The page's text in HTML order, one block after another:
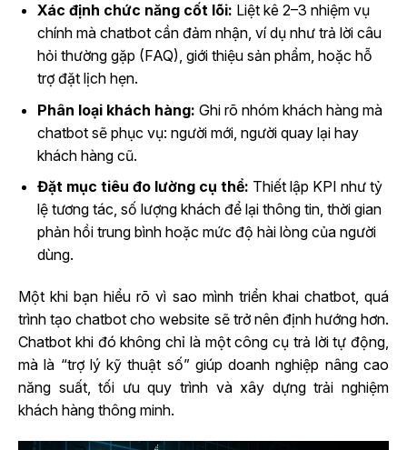
Xác định chức năng cốt lõi: Liệt kê 2–3 nhiệm vụ
chính mà chatbot cần đảm nhận, ví dụ như trả lời câu
hỏi thường gặp (FAQ), giới thiệu sản phẩm, hoặc hỗ
trợ đặt lịch hẹn.
Phân loại khách hàng: Ghi rõ nhóm khách hàng mà
chatbot sẽ phục vụ: người mới, người quay lại hay
khách hàng cũ.
Đặt mục tiêu đo lường cụ thể: Thiết lập KPI như tỷ
lệ tương tác, số lượng khách để lại thông tin, thời gian
phản hồi trung bình hoặc mức độ hài lòng của người
dùng.
Một khi bạn hiểu rõ vì sao mình triển khai chatbot, quá
trình tạo chatbot cho website sẽ trở nên định hướng hơn.
Chatbot khi đó không chỉ là một công cụ trả lời tự động,
mà là “trợ lý kỹ thuật số” giúp doanh nghiệp nâng cao
năng suất, tối ưu quy trình và xây dựng trải nghiệm
khách hàng thông minh.